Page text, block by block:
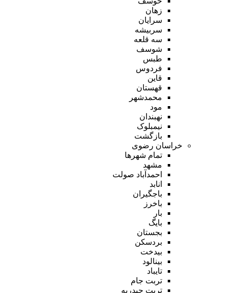
زهان
سرایان
سربیشه
سه قلعه
شوسف
طبس
فردوس
قاین
قهستان
محمدشهر
مود
نهبندان
نیمبلوک
بازگشت
خراسان رضوی
تمام شهر‌ها
مشهد
احمدآباد صولت
انابد
باجگیران
باخرز
بار
بایگ
بجستان
بردسکن
بیدخت
بینالود
تایباد
تربت جام
تربت حیدریه